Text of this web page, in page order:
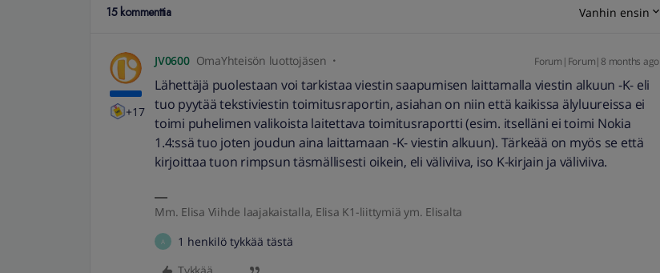
15 kommenttia Vanhin ensin
+17
JV0600 OmaYhteisön luottojäsen Forum|Forum|8 months ago
Lähettäjä puolestaan voi tarkistaa viestin saapumisen laittamalla viestin alkuun -K- eli
tuo pyytää tekstiviestin toimitusraportin, asiahan on niin että kaikissa älyluureissa ei
toimi puhelimen valikoista laitettava toimitusraportti (esim. itselläni ei toimi Nokia
1.4:ssä tuo joten joudun aina laittamaan -K- viestin alkuun). Tärkeää on myös se että
kirjoittaa tuon rimpsun täsmällisesti oikein, eli väliviiva, iso K-kirjain ja väliviiva.
Mm. Elisa Viihde laajakaistalla, Elisa K1-liittymiä ym. Elisalta
A
1 henkilö tykkää tästä